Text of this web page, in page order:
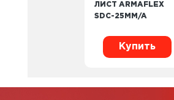
ЛИСТ ARMAFLEX
SDC-25MM/A
Купить